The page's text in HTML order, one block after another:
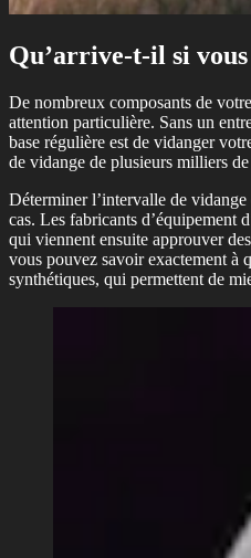
Qu’arrive-t-il si vous
De nombreux composants de
attention particulière. Sans un
base régulière est de vidanger
de vidange de plusieurs milliers
Déterminer l’intervalle de
cas. Les fabricants d’équipement
qui viennent ensuite approuver
vous pouvez savoir exactement à
synthétiques, qui permettent de